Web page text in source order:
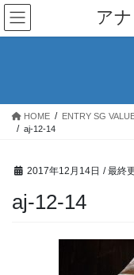
コ
ン
テ
ス
ナ
ビ
ゲ
ン
ア
HOME
ENTRY SG
aj-12-14
2017年12月14日 / 最終
aj-12-14